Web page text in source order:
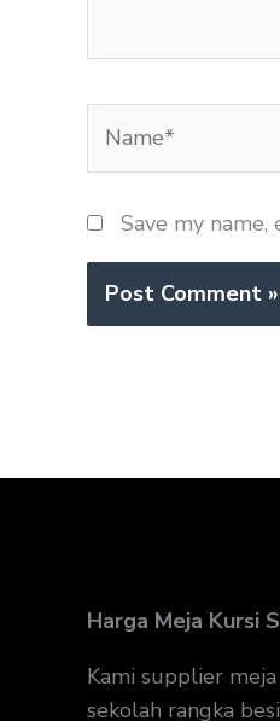
Save my
Harga Meja Kursi
Kami supplier
sekolah rangka